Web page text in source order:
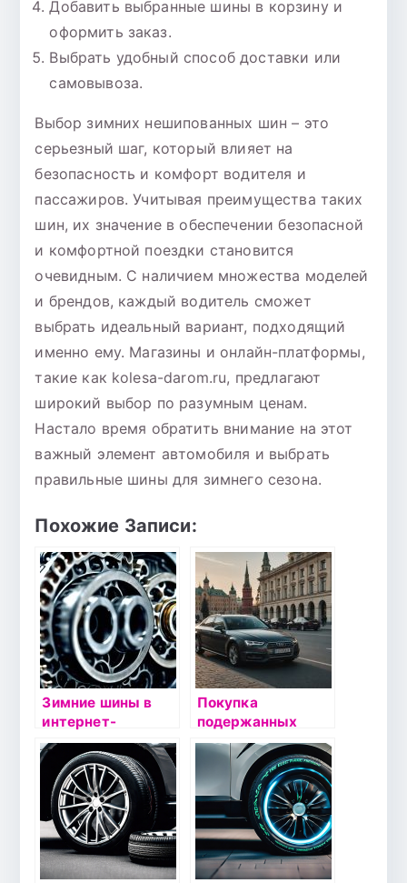
Добавить выбранные шины в корзину и
оформить заказ.
Выбрать удобный способ доставки или
самовывоза.
Выбор зимних нешипованных шин – это
серьезный шаг, который влияет на
безопасность и комфорт водителя и
пассажиров. Учитывая преимущества таких
шин, их значение в обеспечении безопасной
и комфортной поездки становится
очевидным. С наличием множества моделей
и брендов, каждый водитель сможет
выбрать идеальный вариант, подходящий
именно ему. Магазины и онлайн-платформы,
такие как kolesa-darom.ru, предлагают
широкий выбор по разумным ценам.
Настало время обратить внимание на этот
важный элемент автомобиля и выбрать
правильные шины для зимнего сезона.
Похожие Записи:
Зимние шины в
интернет-
магазине
Владомир
Покупка
подержанных
автомобилей Audi
в Москве: выбор,
цены и советы